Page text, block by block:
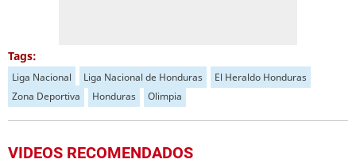
Tags:
Liga Nacional Liga Nacional de Honduras
El Heraldo Honduras
Zona Deportiva
Honduras Olimpia
VIDEOS RECOMENDADOS